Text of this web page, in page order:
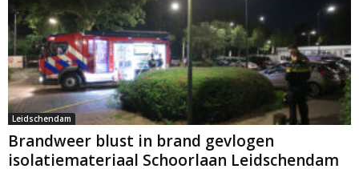
Leidschendam
Brandweer blust in brand gevlogen
isolatiemateriaal Schoorlaan Leidschendam